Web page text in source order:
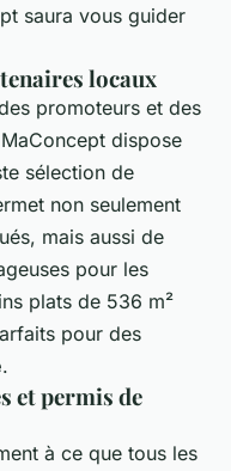
saura vous guider
locaux
promoteurs et des
dispose
sélection de
non seulement
mais aussi de
pour les
plats de 536 m²
pour des
.
et permis de
à ce que tous les